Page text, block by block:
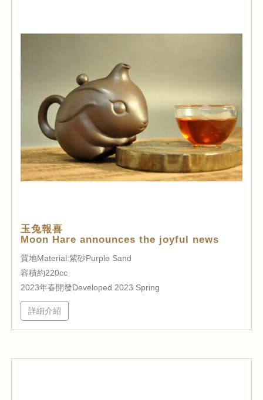
玉兔報喜
Moon Hare announces the joyful news
質地Material:紫砂Purple Sand
容積約220cc
2023年春開發Developed 2023 Spring
詳細介紹